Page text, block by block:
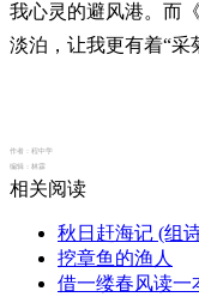
我心灵的避风港。而
淡泊，让我更有着“采
作者： 程中学
编辑： 林霖
相关阅读
秋日赶海记 (组
挖章鱼的渔人
借一缕春风读一